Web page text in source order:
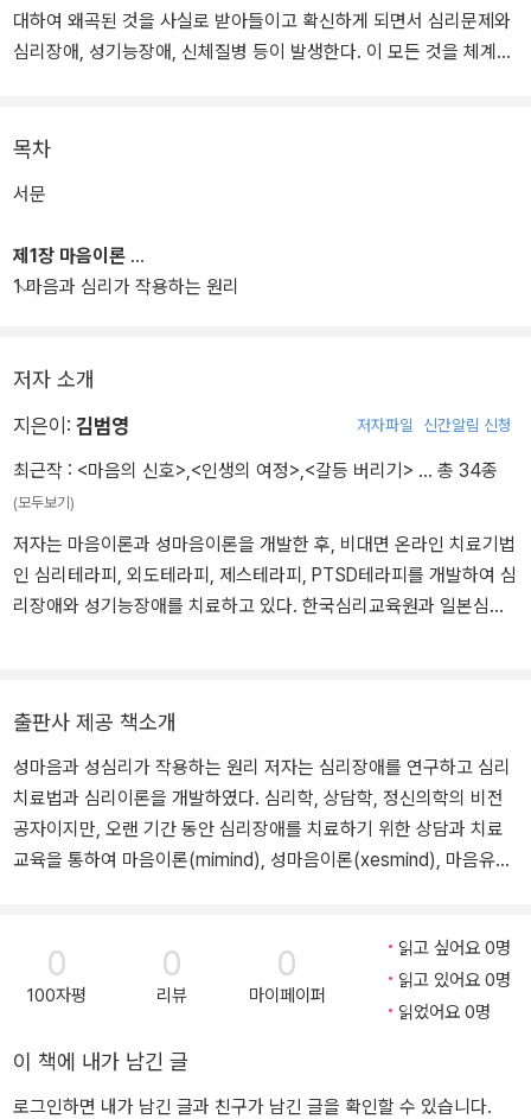
대하여 왜곡된 것을 사실로 받아들이고 확신하게 되면서 심리문제와
심리장애, 성기능장애, 신체질병 등이 발생한다. 이 모든 것을 체계적
목차
서문
제1장 마음이론
1 마음과 심리가 작용하는 원리
저자 소개
지은이: 김범영 저자파일 신간알림 신청
최근작 : <마음의 신호> <인생의 여정> <갈등 버리기> … 총 34종
(모두보기)
저자는 마음이론과 성마음이론을 개발한 후, 비대면 온라인 치료기법
인 심리테라피, 외도테라피, 제스테라피, PTSD테라피를 개발하여 심
리장애와 성기능장애를 치료하고 있다. 한국심리교육원과 일본심리
음》, 《패션테라피》, 《심리치료기법》, 《제스테라피》, 《나는 누구인
가?》, 《외도는 심리장애》, 《갈등의 힐링》, 《마더테라피》, 《마음의 감
기, 우울증》, 《외도 테라피》 등이 있다. * Homepage. http://beomy
oungkim.com/
출판사 제공 책소개
성마음과 성심리가 작용하는 원리 저자는 심리장애를 연구하고 심리
치료법과 심리이론을 개발하였다. 심리학, 상담학, 정신의학의 비전
공자이지만, 오랜 기간 동안 심리장애를 치료하기 위한 상담과 치료
교육을 통하여 마음이론(mimind), 성마음이론(xesmind), 마음유전
리를 연구한 결과 보고서이다. 인간의 성마음과 성심리가 작용하는
원리와 이치를 규명한 이론서! 인간은 마음속에 성마음이 존재하고
있다. 지금의 현실에서는 마음도 해석할 수 없기 때문에 성마음을 해
이고 확신하게 되면서 심리문제와 심리장애, 성기능장애, 신체질병
등이 발생한다. 이 모든 것을 체계적으로 정리한 이론이 성마음이론
0
100자평
0
리뷰
0
마이페이퍼
읽고 싶어요 0명
읽고 있어요 0명
읽었어요 0명
이 책에 내가 남긴 글
로그인하면 내가 남긴 글과 친구가 남긴 글을 확인할 수 있습니다.